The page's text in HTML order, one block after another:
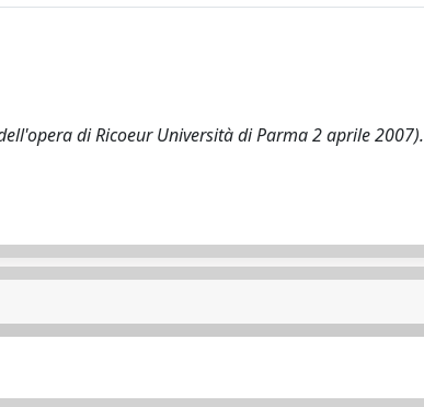
di Ricoeur Università di Parma 2 aprile 2007).